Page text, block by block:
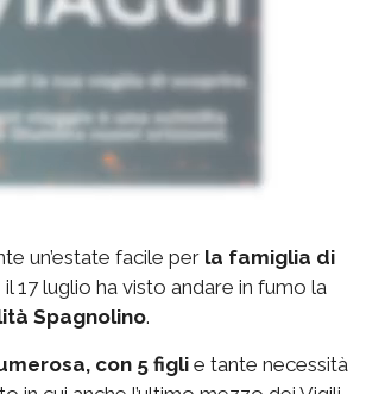
un’estate facile per la famiglia di
il 17 luglio ha visto andare in fumo la
Spagnolino.
con 5 figli e tante necessità